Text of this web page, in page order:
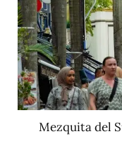
Mezquita del